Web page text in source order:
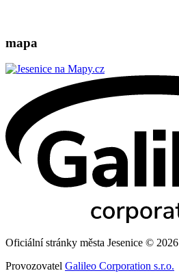
mapa
Oficiální stránky města Jesenice © 2026
Provozovatel Galileo Corporation s.r.o.